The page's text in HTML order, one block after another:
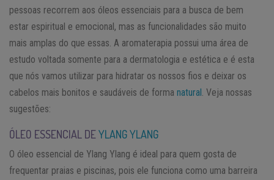
pessoas recorrem aos óleos essenciais para a busca de bem
estar espiritual e emocional, mas as funcionalidades são muito
mais amplas do que essas. A aromaterapia possui uma área de
estudo voltada somente para a dermatologia e estética e é esta
que nós vamos utilizar para hidratar os nossos fios e deixar os
cabelos mais bonitos e saudáveis de forma natural . Veja nossas
sugestões:
ÓLEO ESSENCIAL DEYLANG YLANG
O óleo essencial de Ylang Ylang é ideal para quem gosta de
frequentar praias e piscinas, pois ele funciona como uma barreira